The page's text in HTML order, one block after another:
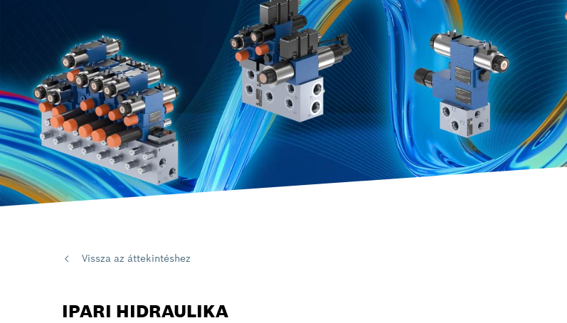
Vissza az áttekintéshez
IPARI HIDRAULIKA